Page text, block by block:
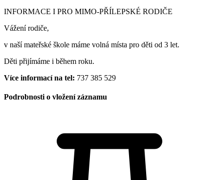
INFORMACE I PRO MIMO-PŘÍLEPSKÉ RODIČE
Vážení rodiče,
v naší mateřské škole máme volná místa pro děti od 3 let.
Děti přijímáme i během roku.
Více informací na tel: 737 385 529
Podrobnosti o vložení záznamu